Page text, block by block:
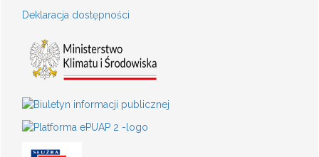
Deklaracja dostępności